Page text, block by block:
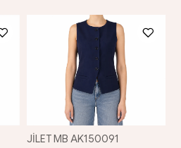
JİLET MB AK150091